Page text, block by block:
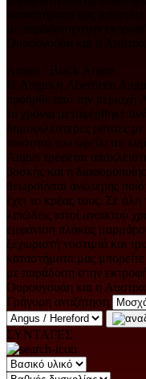
Angus / Black Angus
Η Angus ή Aberdeen
προήρθε από την περιοχή
τα χρόνια μεταφέρθηκε
δημοφιλέστερες ράτσες
ποιότητά του οφείλεται
Angus τρέφεται
βοσκής και η
θεωρούνται ανώτερης
έχει το κρέας τους. Σε
λιπώδεις ιστοί ανοικτού
εμφάνιση πλάκας
ξεχωριστή νοστιμιά και
καταστήματα μας
με παράδοση στην
Ουρουγουάη και η
Γρήγορη αναζήτηση
ΣΥΝΤΑΓΕΣ